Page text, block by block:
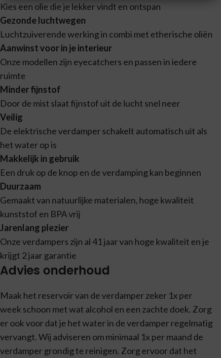
Kies een olie die je lekker vindt en ontspan
Gezonde luchtwegen
Luchtzuiverende werking in combi met etherische oliën
Aanwinst voor in je interieur
Onze modellen zijn eyecatchers en passen in iedere
ruimte
Minder fijnstof
Door de mist slaat fijnstof uit de lucht snel neer
Veilig
De elektrische verdamper schakelt automatisch uit als
het water op is
Makkelijk in gebruik
Een druk op de knop en de verdamping kan beginnen
Duurzaam
Gemaakt van natuurlijke materialen, hoge kwaliteit
kunststof en BPA vrij
Jarenlang plezier
Onze verdampers zijn al 41 jaar van hoge kwaliteit en je
krijgt 2 jaar garantie
Advies onderhoud
Maak het reservoir van de verdamper zeker 1x per
week schoon met wat alcohol en een zachte doek. Zorg
er ook voor dat je het water in de verdamper regelmatig
vervangt. Wij adviseren om minimaal 1x per maand de
verdamper grondig te reinigen. Zorg ervoor dat het